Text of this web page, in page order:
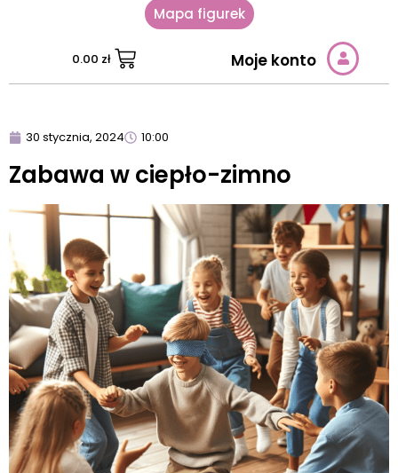
Mapa figurek
0.00 zł Moje konto
30 stycznia, 2024 10:00
Zabawa w ciepło-zimno